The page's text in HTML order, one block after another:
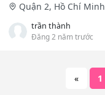
Quận 2, Hồ Chí Minh
trần thành
Đăng 2 năm trước
« 1